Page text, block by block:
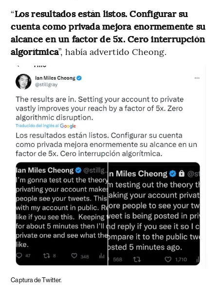
“Los resultados están listos. Configurar su
cuenta como privada mejora enormemente su
alcance en un factor de 5x. Cero interrupción
algorítmica”, había advertido Cheong.
Captura de Twitter.